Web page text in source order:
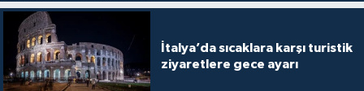
İtalya’da sıcaklara karşı turistik
ziyaretlere gece ayarı